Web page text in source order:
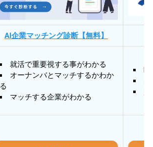
AI企業マッチング診断【無料】
就活で重要視する事がわかる
オーナンバとマッチするかわか
る
マッチする企業がわかる
質